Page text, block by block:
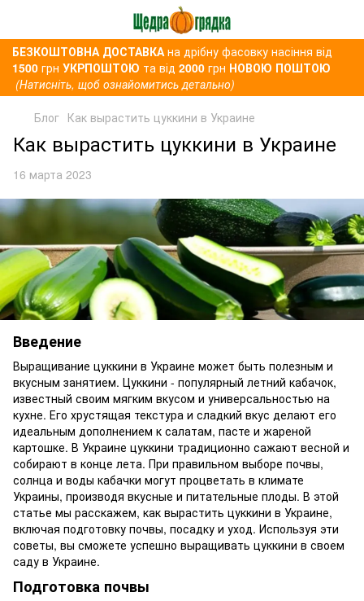
БЕЗКОШТОВНА ДОСТАВКАна дрібну фасовку насіння від
1500 грн УКРПОШТОЮ та від 2000 грн НОВОЮ ПОШТОЮ
(Натисніть, щоб ознайомитись детально)
Блог Как вырастить цуккини в Украине
Как вырастить цуккини в Украине
16 марта 2023
Введение
Выращивание цуккини в Украине может быть полезным и
вкусным занятием. Цуккини - популярный летний кабачок,
известный своим мягким вкусом и универсальностью на
кухне. Его хрустящая текстура и сладкий вкус делают его
идеальным дополнением к салатам, пасте и жареной
картошке. В Украине цуккини традиционно сажают весной и
собирают в конце лета. При правильном выборе почвы,
солнца и воды кабачки могут процветать в климате
Украины, производя вкусные и питательные плоды. В этой
статье мы расскажем, как вырастить цуккини в Украине,
включая подготовку почвы, посадку и уход. Используя эти
советы, вы сможете успешно выращивать цуккини в своем
саду в Украине.
Подготовка почвы